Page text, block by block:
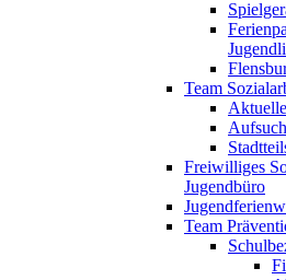
Team
Freiwilliges
Jugendbüro
Team